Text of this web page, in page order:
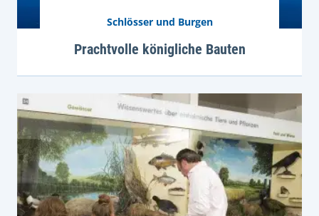
Schlösser und Burgen
Prachtvolle königliche Bauten